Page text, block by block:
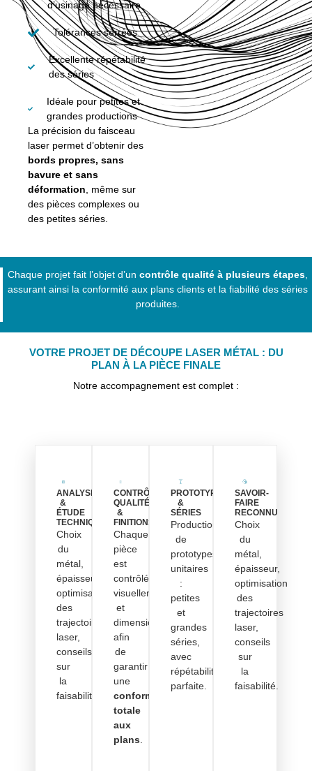
d’usinage nécessaire
Tolérances serrées
Excellente répétabilité
des séries
Idéale pour petites et
grandes productions
La précision du faisceau
laser permet d’obtenir des
bords propres, sans
bavure et sans
déformation , même sur
des pièces complexes ou
des petites séries.
Chaque projet fait l’objet d’un contrôle qualité à plusieurs étapes,
assurant ainsi la conformité aux plans clients et la fiabilité des séries
produites.
VOTRE PROJET DE DÉCOUPE LASER MÉTAL: DU
PLAN À LA PIÈCE FINALE
Notre accompagnement est complet :
ANALYSE
&
ÉTUDE
TECHNIQUE
Choix
du
métal,
épaisseur,
optimisation
des
trajectoires
laser,
conseils
sur
la
faisabilité.
CONTRÔLE
QUALITÉ
&
FINITIONS
Chaque
pièce
est
contrôlée
visuellement
et
dimensionnellement,
afin
de
garantir
une
conformité
totale
aux
plans.
PROTOTYPAGE
&
SÉRIES
Production
de
prototypes
unitaires
:
petites
et
grandes
séries,
avec
répétabilité
parfaite.
SAVOIR-
FAIRE
RECONNU
Choix
du
métal,
épaisseur,
optimisation
des
trajectoires
laser,
conseils
sur
la
faisabilité.